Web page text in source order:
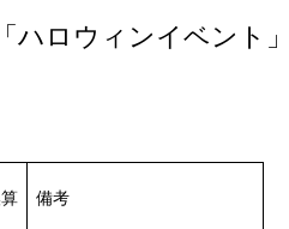
ハロウィンイベント
備考